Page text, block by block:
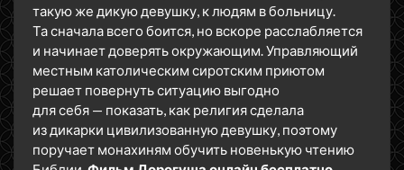
такую же дикую девушку, к людям в больницу.
Та сначала всего боится, но вскоре расслабляется
и начинает доверять окружающим. Управляющий
местным католическим сиротским приютом
решает повернуть ситуацию выгодно
для себя — показать, как религия сделала
из дикарки цивилизованную девушку, поэтому
поручает монахиням обучить новенькую чтению